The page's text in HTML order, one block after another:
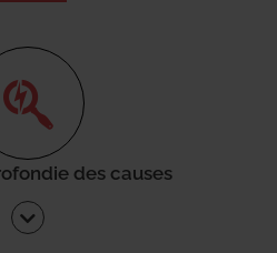
des causes